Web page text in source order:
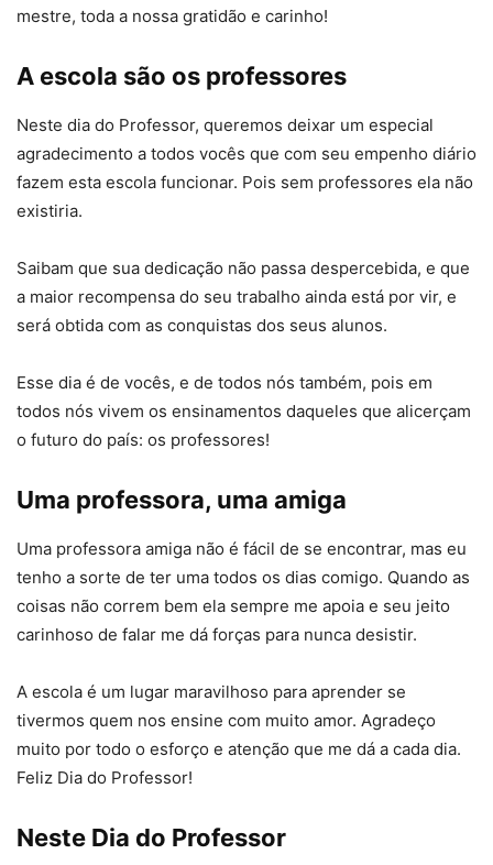
mestre, toda a nossa gratidão e carinho!
A escola são os professores
Neste dia do Professor, queremos deixar um especial
agradecimento a todos vocês que com seu empenho diário
fazem esta escola funcionar. Pois sem professores ela não
existiria.
Saibam que sua dedicação não passa despercebida, e que
a maior recompensa do seu trabalho ainda está por vir, e
será obtida com as conquistas dos seus alunos.
Esse dia é de vocês, e de todos nós também, pois em
todos nós vivem os ensinamentos daqueles que alicerçam
o futuro do país: os professores!
Uma professora, uma amiga
Uma professora amiga não é fácil de se encontrar, mas eu
tenho a sorte de ter uma todos os dias comigo. Quando as
coisas não correm bem ela sempre me apoia e seu jeito
carinhoso de falar me dá forças para nunca desistir.
A escola é um lugar maravilhoso para aprender se
tivermos quem nos ensine com muito amor. Agradeço
muito por todo o esforço e atenção que me dá a cada dia.
Feliz Dia do Professor!
Neste Dia do Professor